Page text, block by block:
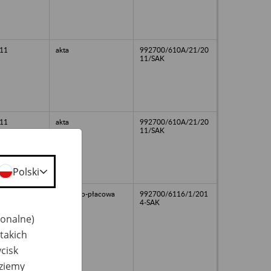
akta
992700/610A/21/20
11/SAK
akta
992700/610A/21/20
11/SAK
osobowo-płacowa
992700/6116/1/201
4-SAK
Polski